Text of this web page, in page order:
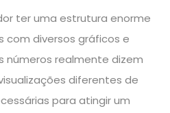
ter uma estrutura enorme
com diversos gráficos e
números realmente dizem
diferentes de
para atingir um